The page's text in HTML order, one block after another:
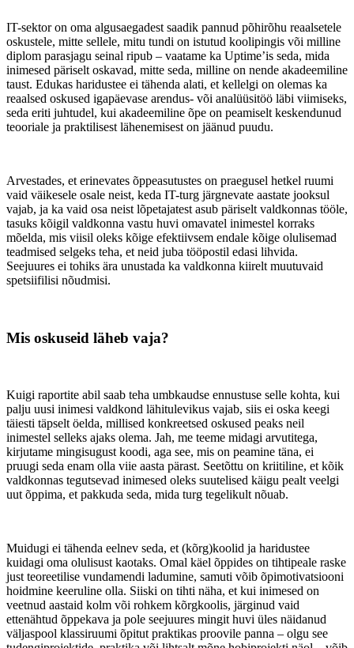
IT-sektor on oma algusaegadest saadik pannud põhirõhu reaalsetele
oskustele, mitte sellele, mitu tundi on istutud koolipingis või milline
diplom parasjagu seinal ripub – vaatame ka Uptime’is seda, mida
inimesed päriselt oskavad, mitte seda, milline on nende akadeemiline
taust. Edukas haridustee ei tähenda alati, et kellelgi on olemas ka
reaalsed oskused igapäevase arendus- või analüüsitöö läbi viimiseks,
seda eriti juhtudel, kui akadeemiline õpe on peamiselt keskendunud
teooriale ja praktilisest lähenemisest on jäänud puudu.
Arvestades, et erinevates õppeasutustes on praegusel hetkel ruumi
vaid väikesele osale neist, keda IT-turg järgnevate aastate jooksul
vajab, ja ka vaid osa neist lõpetajatest asub päriselt valdkonnas tööle,
tasuks kõigil valdkonna vastu huvi omavatel inimestel korraks
mõelda, mis viisil oleks kõige efektiivsem endale kõige olulisemad
teadmised selgeks teha, et neid juba tööpostil edasi lihvida.
Seejuures ei tohiks ära unustada ka valdkonna kiirelt muutuvaid
spetsiifilisi nõudmisi.
Mis oskuseid läheb vaja?
Kuigi raportite abil saab teha umbkaudse ennustuse selle kohta, kui
palju uusi inimesi valdkond lähitulevikus vajab, siis ei oska keegi
täiesti täpselt öelda, millised konkreetsed oskused peaks neil
inimestel selleks ajaks olema. Jah, me teeme midagi arvutitega,
kirjutame mingisugust koodi, aga see, mis on peamine täna, ei
pruugi seda enam olla viie aasta pärast. Seetõttu on kriitiline, et kõik
valdkonnas tegutsevad inimesed oleks suutelised käigu pealt veelgi
uut õppima, et pakkuda seda, mida turg tegelikult nõuab.
Muidugi ei tähenda eelnev seda, et (kõrg)koolid ja haridustee
kuidagi oma olulisust kaotaks. Omal käel õppides on tihtipeale raske
just teoreetilise vundamendi ladumine, samuti võib õpimotivatsiooni
hoidmine keeruline olla. Siiski on tihti näha, et kui inimesed on
veetnud aastaid kolm või rohkem kõrgkoolis, järginud vaid
ettenähtud õppekava ja pole seejuures mingit huvi üles näidanud
väljaspool klassiruumi õpitut praktikas proovile panna – olgu see